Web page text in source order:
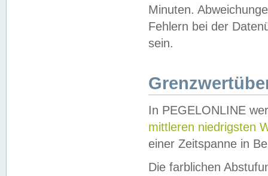
Minuten.
Fehlern bei der
sein.
In PEGELONLINE
mittleren niedrigsten
einer Zeitspanne in
Die farblichen